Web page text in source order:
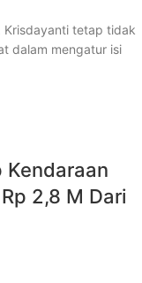
tetap tidak
dalam mengatur isi
Kendaraan
2,8 M Dari